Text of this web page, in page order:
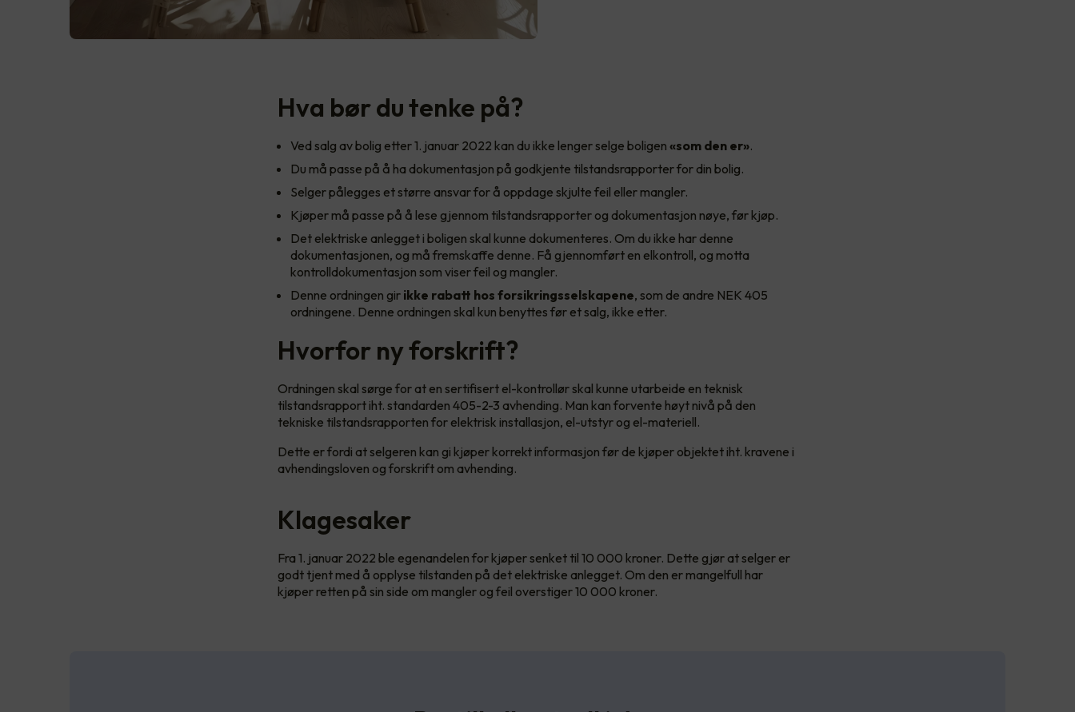
Hva bør du tenke på?
Ved salg av bolig etter 1. januar 2022 kan du ikke lenger selge boligen «som den er».
Du må passe på å ha dokumentasjon på godkjente tilstandsrapporter for din bolig.
Selger pålegges et større ansvar for å oppdage skjulte feil eller mangler.
Kjøper må passe på å lese gjennom tilstandsrapporter og dokumentasjon nøye, før kjøp.
Det elektriske anlegget i boligen skal kunne dokumenteres. Om du ikke har denne
dokumentasjonen, og må fremskaffe denne. Få gjennomført en elkontroll, og motta
kontrolldokumentasjon som viser feil og mangler.
Denne ordningen gir ikke rabatt hos forsikringsselskapene, som de andre NEK 405
ordningene. Denne ordningen skal kun benyttes før et salg, ikke etter.
Hvorfor ny forskrift?
Ordningen skal sørge for at en sertifisert el-kontrollør skal kunne utarbeide en teknisk
tilstandsrapport iht. standarden 405-2-3 avhending. Man kan forvente høyt nivå på den
tekniske tilstandsrapporten for elektrisk installasjon, el-utstyr og el-materiell.
Dette er fordi at selgeren kan gi kjøper korrekt informasjon før de kjøper objektet iht. kravene i
avhendingsloven og forskrift om avhending.
Klagesaker
Fra 1. januar 2022 ble egenandelen for kjøper senket til 10 000 kroner. Dette gjør at selger er
godt tjent med å opplyse tilstanden på det elektriske anlegget. Om den er mangelfull har
kjøper retten på sin side om mangler og feil overstiger 10 000 kroner.